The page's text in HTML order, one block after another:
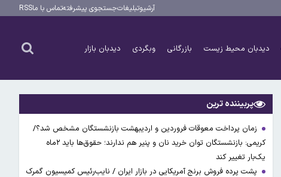
آرشیوتبلیغاتجستجوی پیشرفتهتماس با ماRSS
دیدبان محیط زیست بازرگانی وبگردی دیدبان بازار
پربیننده ترین
زمان پرداخت معوقات فروردین و اردیبهشت بازنشستگان مشخص شد؟/
کریمی: بازنشستگان توان خرید نان و پنیر هم ندارند؛ حقوق‌ها باید ۲ماه
یک‌بار تغییر کند
پشت پرده فروش برنج آمریکایی در بازار ایران / نایب‌رئیس کمیسیون گمرک